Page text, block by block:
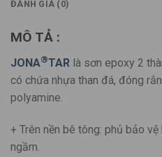
ĐÁNH GIÁ (0)
MÔ TẢ :
JONA®TAR là sơn epoxy 2
có chứa nhựa than đá, đóng
polyamine.
+ Trên nền bê tông: phủ bảo
ngầm.